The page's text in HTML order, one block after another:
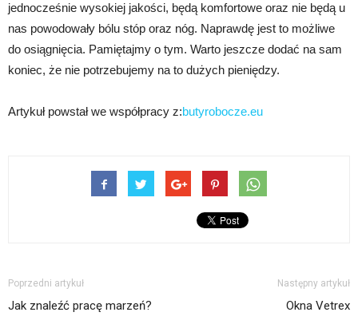
jednocześnie wysokiej jakości, będą komfortowe oraz nie będą u
nas powodowały bólu stóp oraz nóg. Naprawdę jest to możliwe
do osiągnięcia. Pamiętajmy o tym. Warto jeszcze dodać na sam
koniec, że nie potrzebujemy na to dużych pieniędzy.
Artykuł powstał we współpracy z:butyrobocze.eu
Poprzedni artykuł
Jak znaleźć pracę marzeń?
Następny artykuł
Okna Vetrex